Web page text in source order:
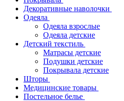
Декоративные наволочки
Одеяла
Одеяла взрослые
Одеяла детские
Детский текстиль
Матрасы детские
Подушки детские
Покрывала детские
Шторы
Медицинские товары
Постельное белье